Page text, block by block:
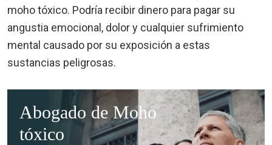
moho tóxico. Podría recibir dinero para pagar su
angustia emocional, dolor y cualquier sufrimiento
mental causado por su exposición a estas
sustancias peligrosas.
Abogado de Moho
tóxico